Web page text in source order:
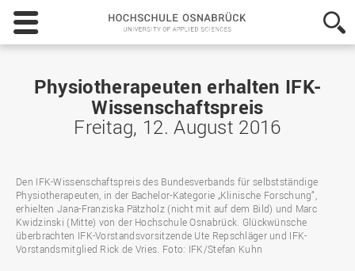
Hochschule
Osnabrück
-
of
Applied
Physiotherapeuten erhalten IFK-
Wissenschaftspreis
Freitag, 12. August 2016
Den IFK-Wissenschaftspreis des Bundesverbands für selbstständige
Physiotherapeuten, in der Bachelor-Kategorie „Klinische Forschung“,
erhielten Jana-Franziska Pätzholz (nicht mit auf dem Bild) und Marc
Kwidzinski (Mitte) von der Hochschule Osnabrück. Glückwünsche
überbrachten IFK-Vorstandsvorsitzende Ute Repschläger und IFK-
Vorstandsmitglied Rick de Vries. Foto: IFK/Stefan Kuhn